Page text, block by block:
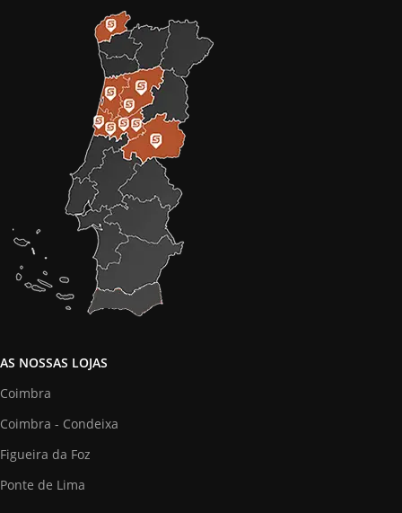
AS NOSSAS LOJAS
Coimbra
Coimbra - Condeixa
Figueira da Foz
Ponte de Lima